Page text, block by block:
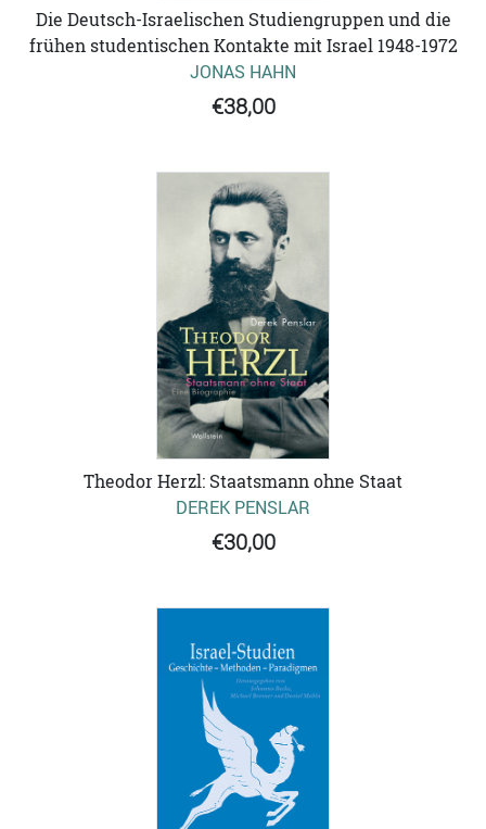
Die Deutsch-Israelischen Studiengruppen und die
frühen studentischen Kontakte mit Israel 1948-1972
JONAS HAHN
€38,00
Theodor Herzl: Staatsmann ohne Staat
DEREK PENSLAR
€30,00